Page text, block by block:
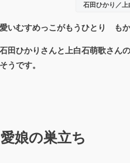
石田ひかり／上
いむすめっこがもうひとり も
田ひかりさんと上白石萌歌さん
うです。
娘の巣立ち